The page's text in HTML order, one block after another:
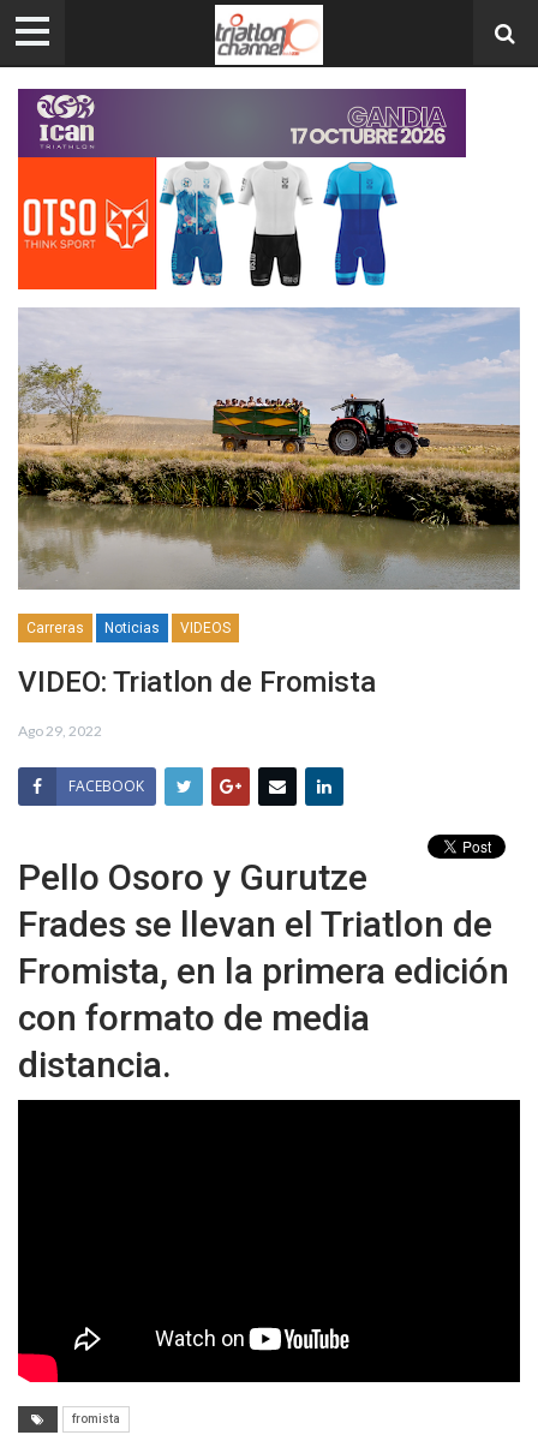
Carreras Noticias VIDEOS
VIDEO: Triatlon de Fromista
Ago 29, 2022
FACEBOOK
Pello Osoro y Gurutze
Frades se llevan el Triatlon de
Fromista, en la primera edición
con formato de media
distancia.
fromista